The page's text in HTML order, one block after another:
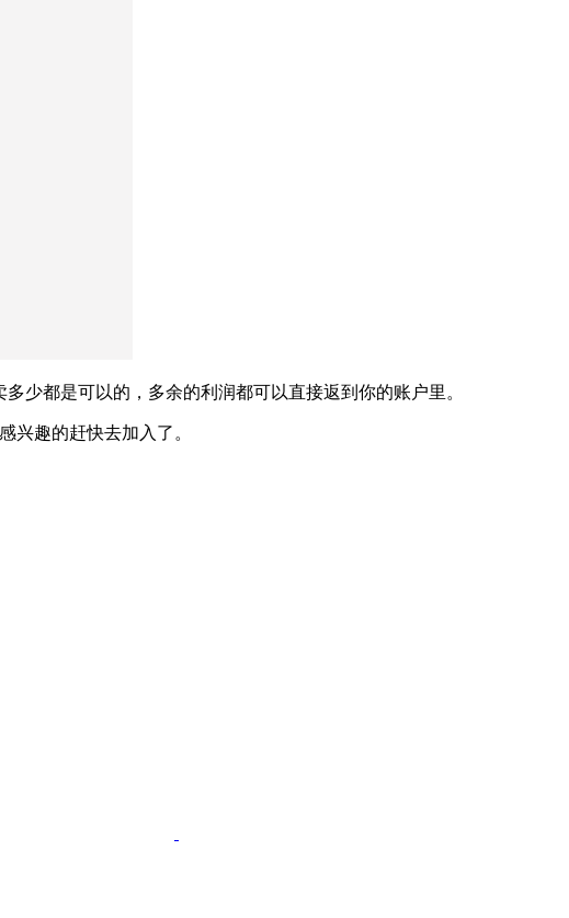
少都是可以的，多余的利润都可以直接返到你的账户里。
兴趣的赶快去加入了。